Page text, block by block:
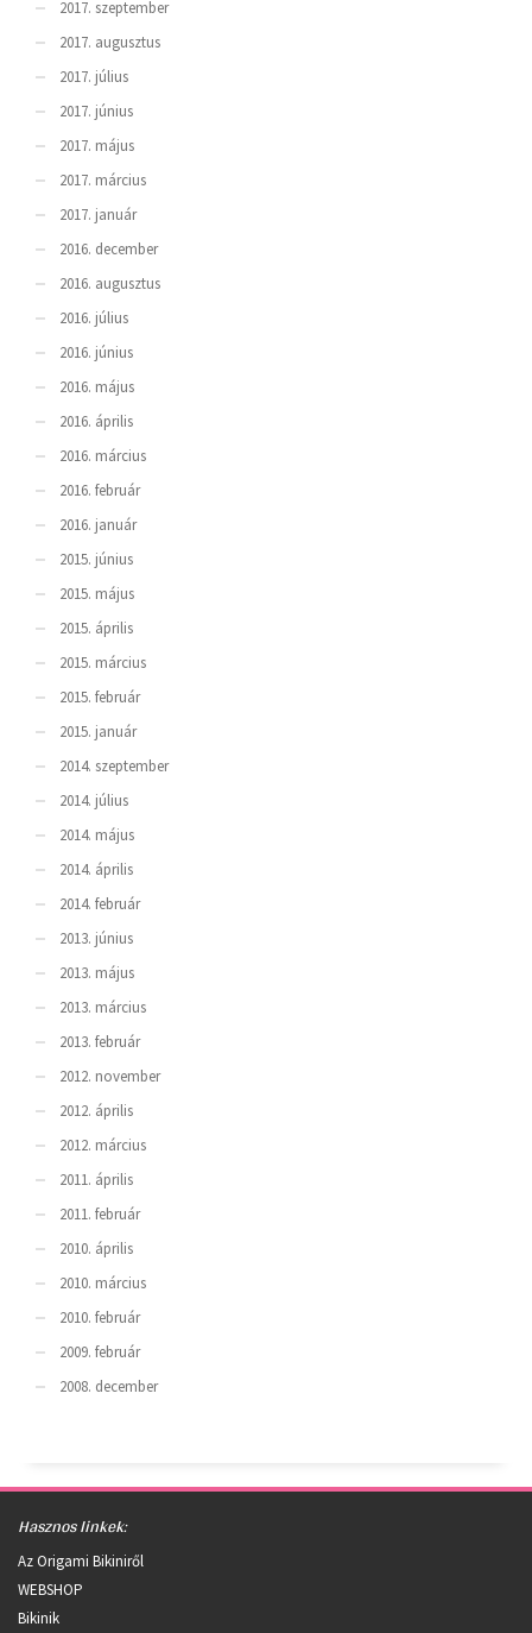
2017. szeptember
2017. augusztus
2017. július
2017. június
2017. május
2017. március
2017. január
2016. december
2016. augusztus
2016. július
2016. június
2016. május
2016. április
2016. március
2016. február
2016. január
2015. június
2015. május
2015. április
2015. március
2015. február
2015. január
2014. szeptember
2014. július
2014. május
2014. április
2014. február
2013. június
2013. május
2013. március
2013. február
2012. november
2012. április
2012. március
2011. április
2011. február
2010. április
2010. március
2010. február
2009. február
2008. december
Hasznos linkek:
Az Origami Bikiniről
WEBSHOP
Bikinik